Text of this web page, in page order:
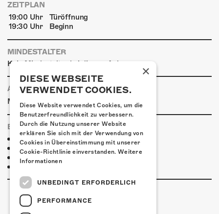
ZEITPLAN
19:00 Uhr
Türöffnung
19:30 Uhr
Beginn
MINDESTALTER
Kein Mindestalter bei diesem Anlass
ANREISE
Mit den ÖVs
| Mit dem Auto | Zu Fuss
ESSENSTIPPS
Pier 11
Ristorante Pizzeria Casablanca
Restaurant Kreuz
×
DIESE WEBSEITE
VERWENDET COOKIES.
Diese Website verwendet Cookies, um die
Benutzerfreundlichkeit zu verbessern.
Durch die Nutzung unserer Website
erklären Sie sich mit der Verwendung von
Cookies in Übereinstimmung mit unserer
Cookie-Richtlinie einverstanden. Weitere
Informationen
UNBEDINGT ERFORDERLICH
PERFORMANCE